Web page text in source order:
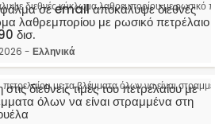
σε email αποκάλυψε διεθνές
λαθρεμπορίου με ρωσικό πετρέλαιο
δισ.
- Ελληνικά
διεθνείς τιμές του πετρελαίου με
όλων να είναι στραμμένα στη